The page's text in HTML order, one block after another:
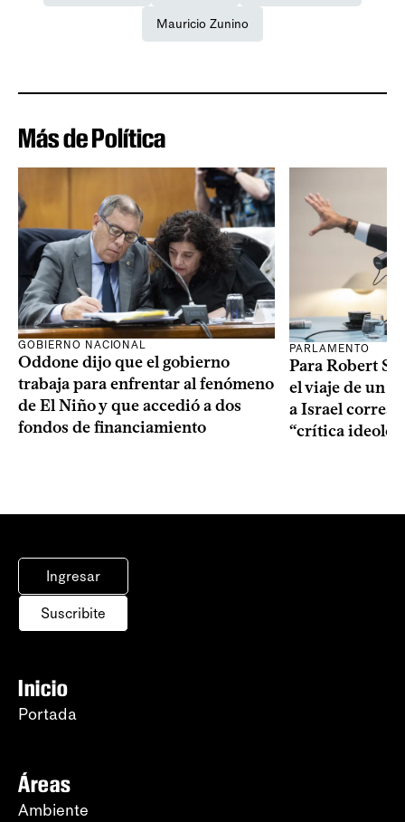
Mauricio Zunino
Más de Política
GOBIERNO NACIONAL
Oddone dijo que el gobierno
trabaja para enfrentar al fenómeno
de El Niño y que accedió a dos
fondos de financiamiento
PARLAMENTO
Para Robert
el viaje de un
a Israel
“crítica
Ingresar
Suscribite
Inicio
Portada
Áreas
Ambiente